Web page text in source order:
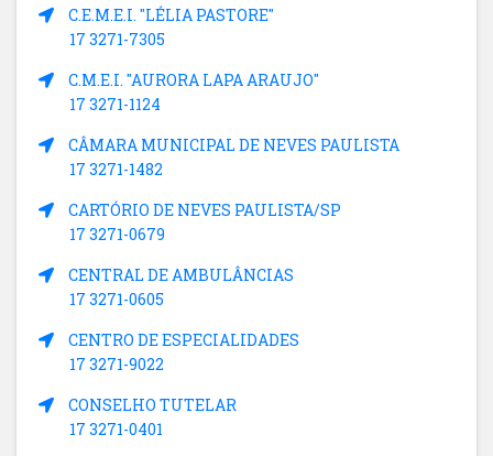
C.E.M.E.I. "LÉLIA PASTORE"
17 3271-7305
C.M.E.I. "AURORA LAPA ARAUJO"
17 3271-1124
CÂMARA MUNICIPAL DE NEVES PAULISTA
17 3271-1482
CARTÓRIO DE NEVES PAULISTA/SP
17 3271-0679
CENTRAL DE AMBULÂNCIAS
17 3271-0605
CENTRO DE ESPECIALIDADES
17 3271-9022
CONSELHO TUTELAR
17 3271-0401